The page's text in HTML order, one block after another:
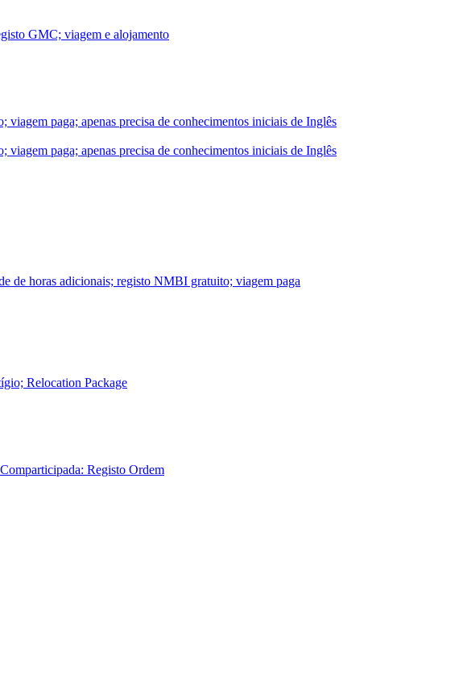
GMC; viagem e alojamento
paga; apenas precisa de conhecimentos iniciais de Inglês
paga; apenas precisa de conhecimentos iniciais de Inglês
de horas adicionais; registo NMBI gratuito; viagem paga
Relocation Package
Registo Ordem